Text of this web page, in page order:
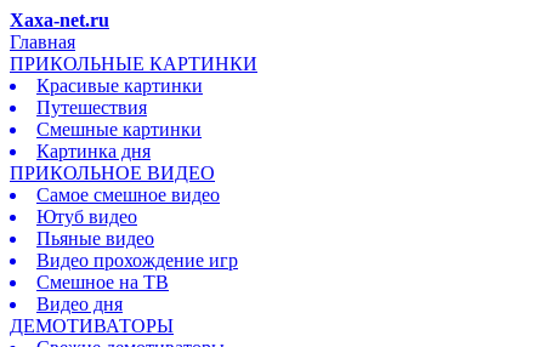
Xaxa-net.ru
Главная
ПРИКОЛЬНЫЕ КАРТИНКИ
Красивые картинки
Путешествия
Смешные картинки
Картинка дня
ПРИКОЛЬНОЕ ВИДЕО
Самое смешное видео
Ютуб видео
Пьяные видео
Видео прохождение игр
Смешное на ТВ
Видео дня
ДЕМОТИВАТОРЫ